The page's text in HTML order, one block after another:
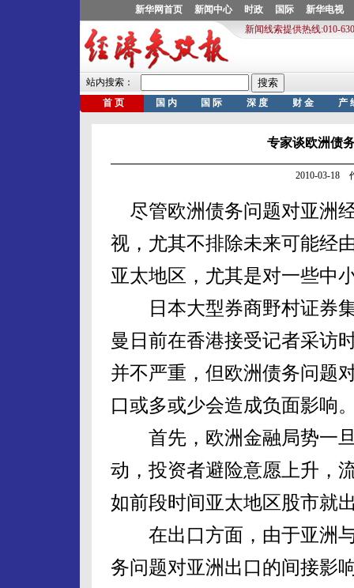
专家谈欧洲债
2010-03-18
尽管欧洲债务问题对亚洲
视，尤其不排除未来可能经
亚太地区，尤其是对一些中
日本大型券商野村证券集
曼日前在香港接受记者采访
并不严重，但欧洲债务问题
口或多或少会造成负面影响
首先，欧洲金融局势一旦
动，投资者避险意愿上升，
如前段时间亚太地区股市就
在出口方面，由于亚洲与
务问题对亚洲出口的间接影